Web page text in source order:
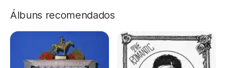
Álbuns recomendados